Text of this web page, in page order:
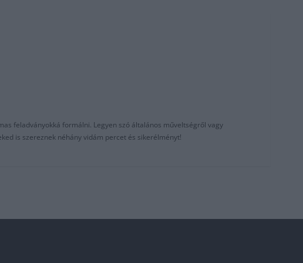
feladványokká formálni. Legyen szó általános műveltségről vagy
is szereznek néhány vidám percet és sikerélményt!